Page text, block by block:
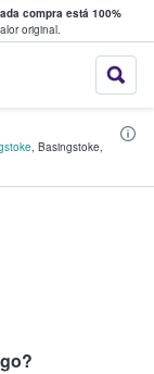
compra está 100%
original.
donde
, Basingstoke,